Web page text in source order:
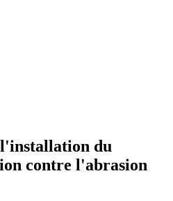
du
contre l'abrasion